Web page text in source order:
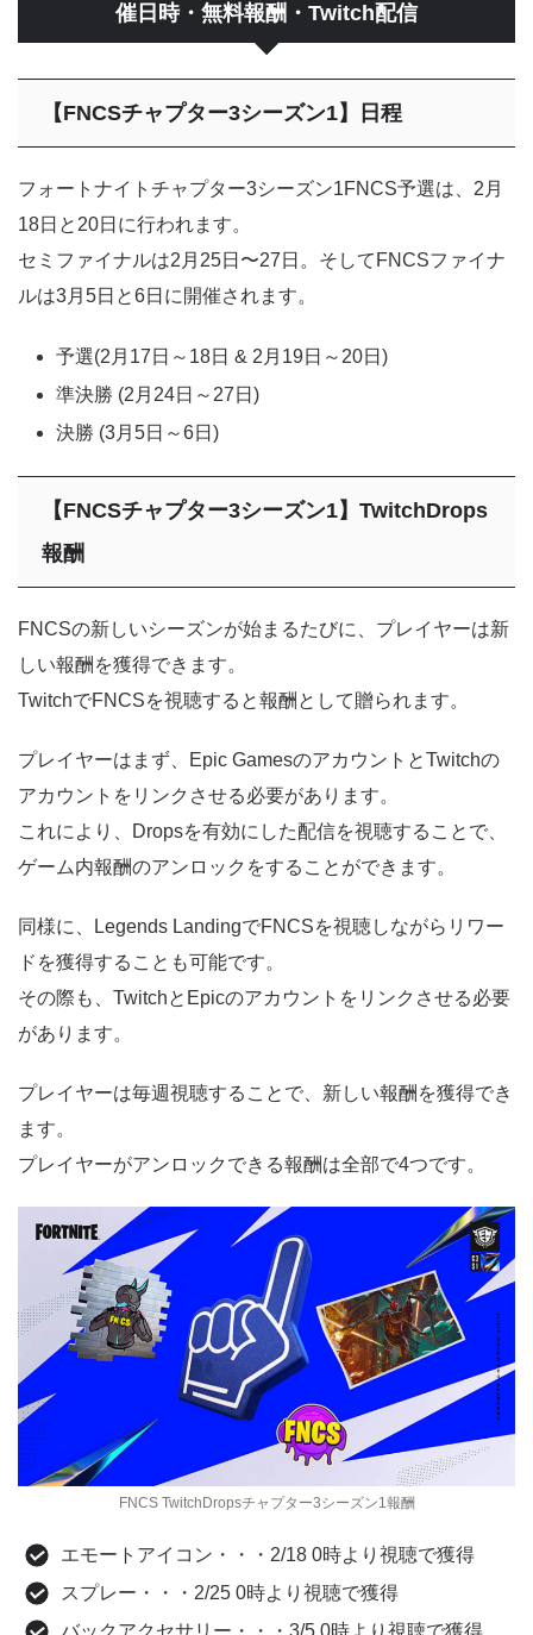
催日時・無料報酬・Twitch配信
【FNCSチャプター3シーズン1】日程
フォートナイトチャプター3シーズン1FNCS予選は、2月
18日と20日に行われます。
セミファイナルは2月25日〜27日。そしてFNCSファイナ
ルは3月5日と6日に開催されます。
予選(2月17日～18日 & 2月19日～20日)
準決勝 (2月24日～27日)
決勝 (3月5日～6日)
【FNCSチャプター3シーズン1】TwitchDrops
報酬
FNCSの新しいシーズンが始まるたびに、プレイヤーは新
しい報酬を獲得できます。
TwitchでFNCSを視聴すると報酬として贈られます。
プレイヤーはまず、Epic GamesのアカウントとTwitchの
アカウントをリンクさせる必要があります。
これにより、Dropsを有効にした配信を視聴することで、
ゲーム内報酬のアンロックをすることができます。
同様に、Legends LandingでFNCSを視聴しながらリワー
ドを獲得することも可能です。
その際も、TwitchとEpicのアカウントをリンクさせる必要
があります。
プレイヤーは毎週視聴することで、新しい報酬を獲得でき
ます。
プレイヤーがアンロックできる報酬は全部で4つです。
FNCS TwitchDropsチャプター3シーズン1報酬
エモートアイコン・・・2/18 0時より視聴で獲得
スプレー・・・2/25 0時より視聴で獲得
バックアクセサリー・・・3/5 0時より視聴で獲得